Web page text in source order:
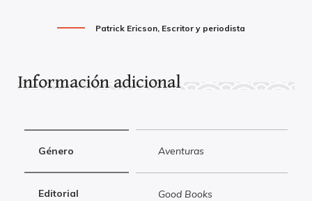
Patrick Ericson, Escritor y periodista
Información adicional
Género Aventuras
Editorial Good Books